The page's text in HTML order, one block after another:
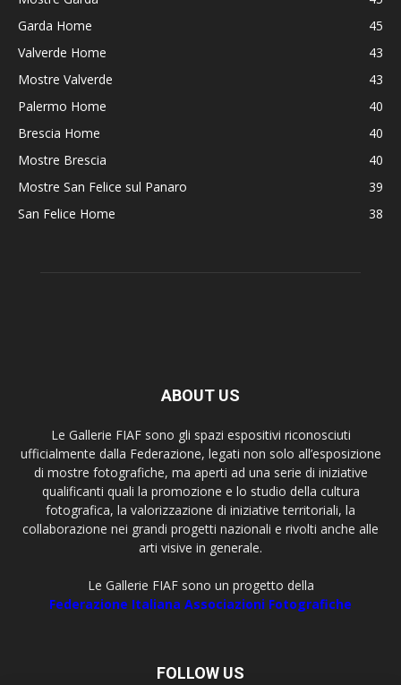
Garda Home
45
Valverde Home
43
Mostre Valverde
43
Palermo Home
40
Brescia Home
40
Mostre Brescia
40
Mostre San Felice sul Panaro
39
San Felice Home
38
ABOUT US
Le Gallerie FIAF sono gli spazi espositivi riconosciuti
ufficialmente dalla Federazione, legati non solo all’esposizione
di mostre fotografiche, ma aperti ad una serie di iniziative
qualificanti quali la promozione e lo studio della cultura
fotografica, la valorizzazione di iniziative territoriali, la
collaborazione nei grandi progetti nazionali e rivolti anche alle
arti visive in generale.
Le Gallerie FIAF sono un progetto della
Federazione Italiana Associazioni Fotografiche
FOLLOW US